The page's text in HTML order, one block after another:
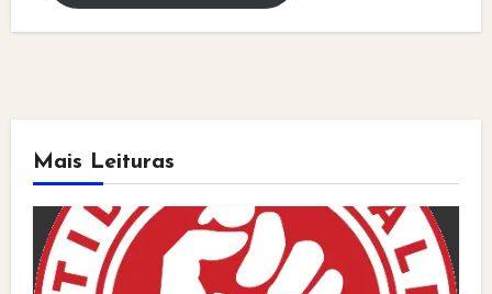
Mais Leituras